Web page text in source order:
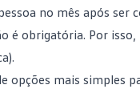
no mês após
é obrigatória. Por
mais simples